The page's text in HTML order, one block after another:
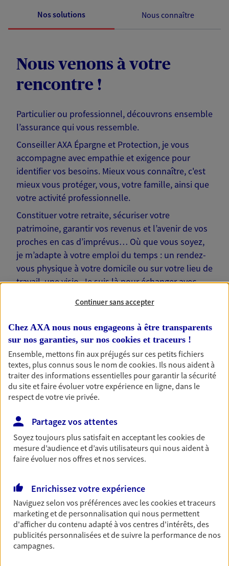
Nos solutions Nous connaître
Nous venons à votre
rencontre !
Particulier ou professionnel, découvrons ensemble
l’assurance qui vous ressemble.
Conseiller AXA Épargne et Protection, je vous
accompagne avec empathie et exigence pour
identifier vos besoins. Mieux vous connaître, c'est
mieux vous protéger, vous, votre famille, ainsi que
votre activité professionnelle.
Constituer votre retraite, sécuriser votre
patrimoine, garantir vos revenus et l’avenir de vos
proches en cas d’imprévus… Où que vous soyez,
je m’adapte à votre emploi du temps : un rendez-
vous physique à votre domicile ou sur votre lieu de
travail, une visio. Je suis là pour échanger avec
Nos offres phares
Épargne
Réalisez vos projets grâce à votre épargne : achat
immobilier, études des enfants ou voyage autour
du monde… Épargnez à votre rythme et
simplement, selon votre profil.
Retraite
Préparez sereinement ce nouveau chapitre de
votre vie avec les conseils d'un expert. Découvrez
notre solution PER (Plan Epargne Retraite)
spécialement conçue pour la retraite.
Continuer sans accepter
Chez AXA nous nous engageons à être transparents
sur nos garanties, sur nos cookies et traceurs !
Ensemble, mettons fin aux préjugés sur ces petits fichiers
textes, plus connus sous le nom decookies. Ils nous aident à
traiter des informations essentielles pour garantir la sécurité
du site et faire évoluer votre expérience en ligne, dans le
respect de votre vie privée.
Partagez vos attentes
Soyez toujours plus satisfait en acceptant lescookiesde
mesure d’audience et d’avis utilisateurs qui nous aident à
faire évoluer nos offres et nos services.
Enrichissez votre expérience
Naviguez selon vos préférences avec lescookies et traceurs
marketing et de personnalisation qui nous permettent
d'afficher du contenu adapté à vos centres d'intérêts, des
publicités personnalisées et de suivre la performance de nos
campagnes.